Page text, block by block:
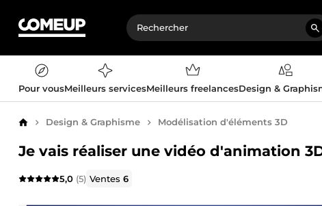
Pour vousMeilleurs servicesMeilleurs freelancesDesign &
AccueilDesign & Graphisme Modélisation d'éléments 3D
Je vais réaliser une vidéo d'animation
5,0 (5) Ventes6